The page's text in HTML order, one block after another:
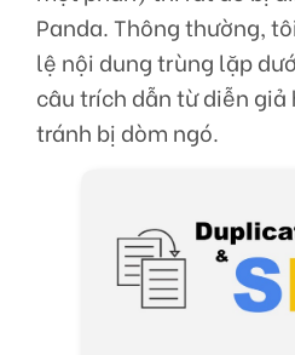
Panda. Thông thường,
lệ nội dung trùng lặp
câu trích dẫn từ diễn
tránh bị dòm ngó.